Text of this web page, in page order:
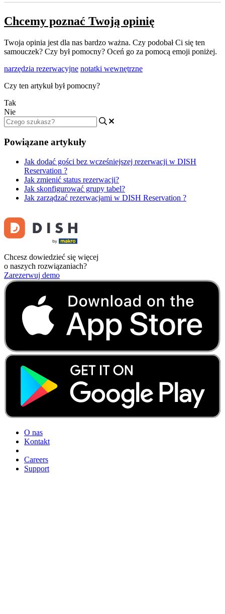
Chcemy poznać Twoją opinię
Twoja opinia jest dla nas bardzo ważna. Czy podobał Ci się ten
samouczek? Czy był pomocny? Oceń go za pomocą emoji poniżej.
narzędzia rezerwacyjne notatki wewnętrzne
Czy ten artykuł był pomocny?
Tak
Nie
Powiązane artykuły
Jak dodać gości bez wcześniejszej rezerwacji w DISH
Reservation ?
Jak zmienić status rezerwacji?
Jak skonfigurować grupy tabel?
Jak zarządzać rezerwacjami w DISH Reservation ?
Chcesz dowiedzieć się więcej
o naszych rozwiązaniach?
Zarezerwuj demo
O nas
Kontakt
Careers
Support